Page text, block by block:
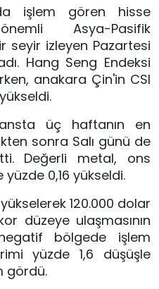
işlem gören hisse
Asya-Pasifik
seyir izleyen Pazartesi
Hang Seng Endeksi
anakara Çin'in CSI
üç haftanın en
sonra Salı günü de
Değerli metal, ons
0,16 yükseldi.
120.000 dolar
düzeye ulaşmasının
bölgede işlem
yüzde 1,6 düşüşle
gördü.